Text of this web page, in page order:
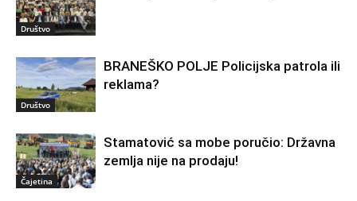
Društvo
Društvo
BRANEŠKO POLJE Policijska patrola ili
reklama?
Čajetina
Stamatović sa mobe poručio: Državna
zemlja nije na prodaju!